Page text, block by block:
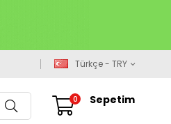
Türkçe - TRY
Sepetim
0